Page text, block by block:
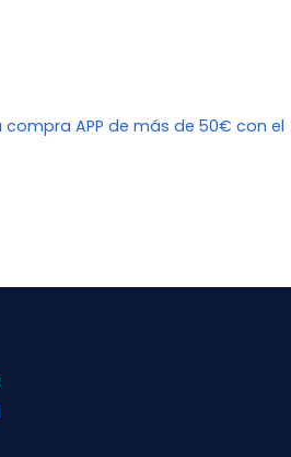
compra APP de más de 50€ con el